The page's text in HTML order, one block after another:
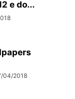
e do...
04/2018